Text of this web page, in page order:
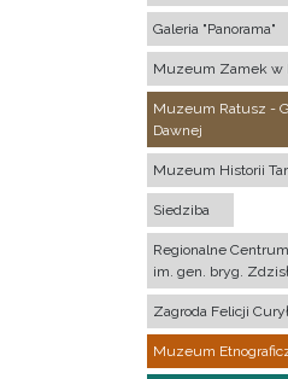
Galeria "Panorama"
Muzeum Zamek w
Muzeum Ratusz -
Dawnej
Muzeum Historii
Siedziba
Regionalne
im. gen. bryg.
Zagroda Felicji
Muzeum